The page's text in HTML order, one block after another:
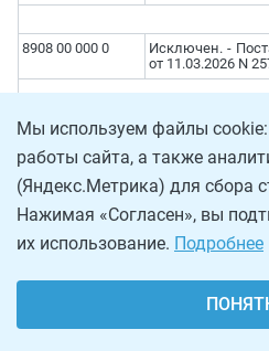
8908 00 000 0
Исключен. -
от 11.03.2026 N
--------------------------------
<*> Для целей
следует руководствоваться
ВЭД ЕАЭС, наименование
удобства пользования.
Мы используем файлы
работы сайта, а также
(Яндекс.Метрика) для сбора
Нажимая «Согласен», вы
их использование. Подробнее